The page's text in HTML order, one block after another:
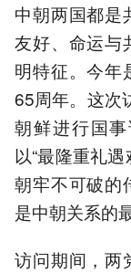
中朝两国都是
友好、命运与
明特征。今年
65周年。这次
朝鲜进行国
以“最隆重礼
朝牢不可破的
是中朝关系的
访问期间，两